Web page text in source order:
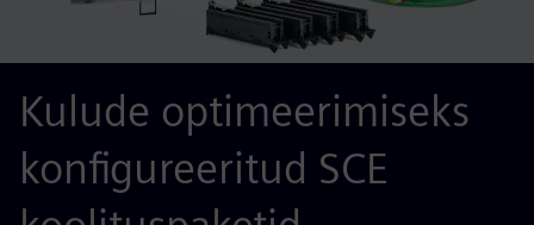
Kulude optimeerimiseks
konfigureeritud SCE